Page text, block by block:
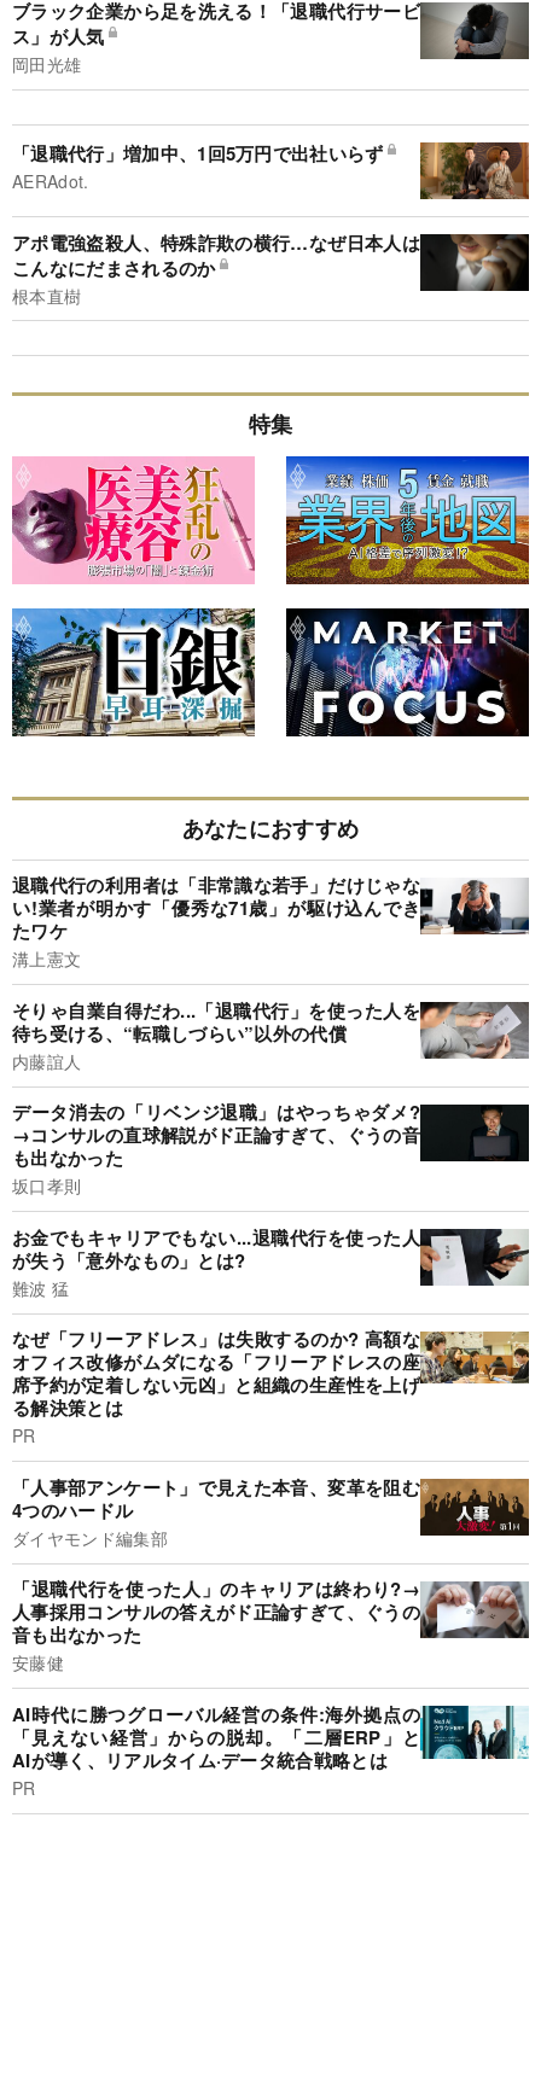
ブラック企業から足を洗える！「退職代行サービ
ス」が人気
岡田光雄
「退職代行」増加中、1回5万円で出社いらず
AERAdot.
アポ電強盗殺人、特殊詐欺の横行…なぜ日本人は
こんなにだまされるのか
根本直樹
特集
あなたにおすすめ
退職代行の利用者は「非常識な若手」だけじゃな
い!業者が明かす「優秀な71歳」が駆け込んでき
たワケ
溝上憲文
そりゃ自業自得だわ...「退職代行」を使った人を
待ち受ける、“転職しづらい”以外の代償
内藤誼人
データ消去の「リベンジ退職」はやっちゃダメ?
→コンサルの直球解説がド正論すぎて、ぐうの音
も出なかった
坂口孝則
お金でもキャリアでもない...退職代行を使った人
が失う「意外なもの」とは?
難波 猛
なぜ「フリーアドレス」は失敗するのか? 高額な
オフィス改修がムダになる「フリーアドレスの座
席予約が定着しない元凶」と組織の生産性を上げ
る解決策とは
PR
「人事部アンケート」で見えた本音、変革を阻む
4つのハードル
ダイヤモンド編集部
「退職代行を使った人」のキャリアは終わり?→
人事採用コンサルの答えがド正論すぎて、ぐうの
音も出なかった
安藤健
AI時代に勝つグローバル経営の条件:海外拠点の
「見えない経営」からの脱却。「二層ERP」と
AIが導く、リアルタイム·データ統合戦略とは
PR